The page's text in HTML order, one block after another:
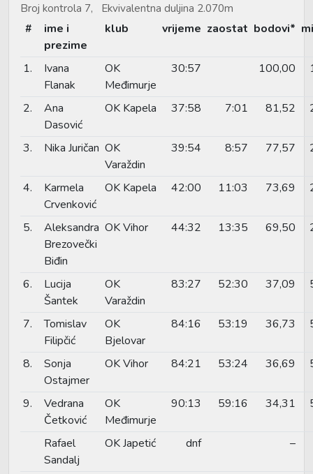
Broj kontrola 7, Ekvivalentna duljina 2.070m
#
ime i
prezime
klub vrijeme zaostat bodovi*
1.
Ivana
Flanak
OK
Međimurje
30:57 100,00
2.
Ana
Dasović
OK Kapela 37:58 7:01 81,52
3. Nika Juričan OK
Varaždin
39:54 8:57 77,57
4.
Karmela
Crvenković
OK Kapela 42:00 11:03 73,69
5.
Aleksandra
Brezovečki
Biđin
OK Vihor 44:32 13:35 69,50
6.
Lucija
Šantek
OK
Varaždin
83:27 52:30 37,09
7.
Tomislav
Filipčić
OK
Bjelovar
84:16 53:19 36,73
8.
Sonja
Ostajmer
OK Vihor 84:21 53:24 36,69
9.
Vedrana
Četković
OK
Međimurje
90:13 59:16 34,31
Rafael
Sandalj
OK Japetić dnf –